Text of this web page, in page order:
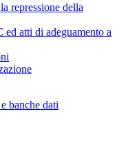
repressione della
atti di adeguamento a
banche dati